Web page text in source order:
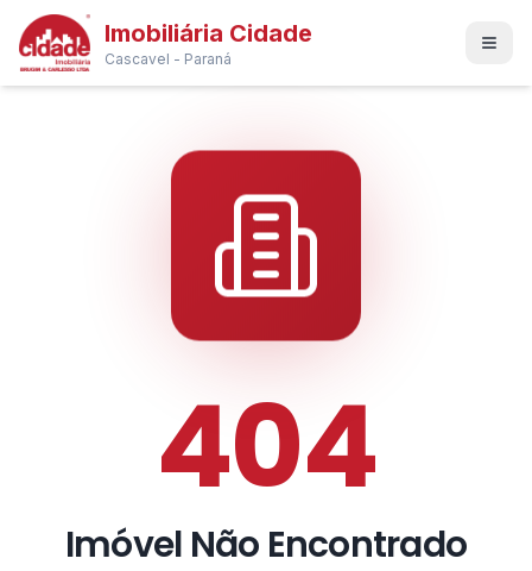
Imobiliária Cidade
Cascavel - Paraná
404
Imóvel Não Encontrado